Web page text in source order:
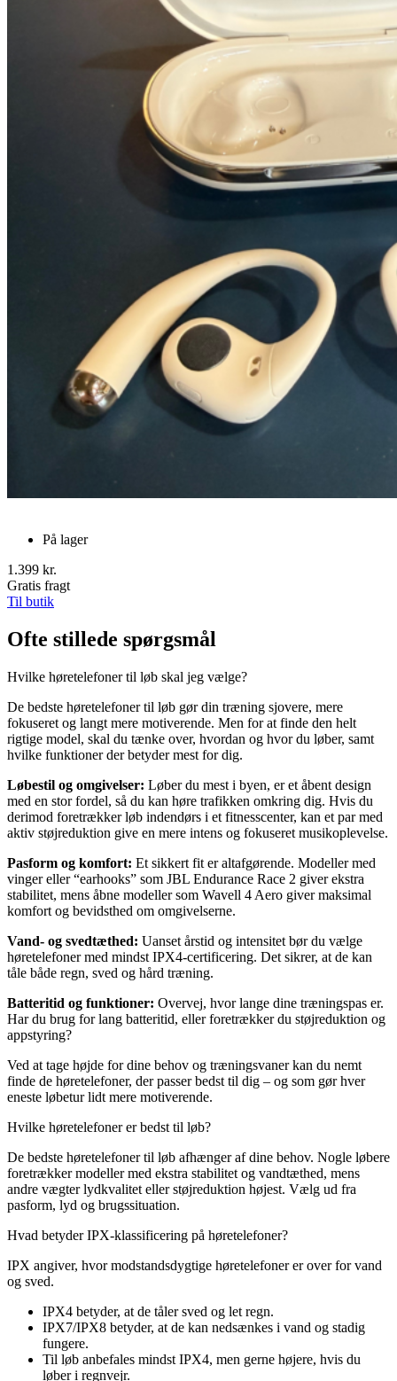
På lager
1.399 kr.
Gratis fragt
Til butik
Ofte stillede spørgsmål
Hvilke høretelefoner til løb skal jeg vælge?
De bedste høretelefoner til løb gør din træning sjovere, mere
fokuseret og langt mere motiverende. Men for at finde den helt
rigtige model, skal du tænke over, hvordan og hvor du løber, samt
hvilke funktioner der betyder mest for dig.
Løbestil og omgivelser: Løber du mest i byen, er et åbent design
med en stor fordel, så du kan høre trafikken omkring dig. Hvis du
derimod foretrækker løb indendørs i et fitnesscenter, kan et par med
aktiv støjreduktion give en mere intens og fokuseret musikoplevelse.
Pasform og komfort: Et sikkert fit er altafgørende. Modeller med
vinger eller “earhooks” som JBL Endurance Race 2 giver ekstra
stabilitet, mens åbne modeller som Wavell 4 Aero giver maksimal
komfort og bevidsthed om omgivelserne.
Vand- og svedtæthed: Uanset årstid og intensitet bør du vælge
høretelefoner med mindst IPX4-certificering. Det sikrer, at de kan
tåle både regn, sved og hård træning.
Batteritid og funktioner: Overvej, hvor lange dine træningspas er.
Har du brug for lang batteritid, eller foretrækker du støjreduktion og
appstyring?
Ved at tage højde for dine behov og træningsvaner kan du nemt
finde de høretelefoner, der passer bedst til dig – og som gør hver
eneste løbetur lidt mere motiverende.
Hvilke høretelefoner er bedst til løb?
De bedste høretelefoner til løb afhænger af dine behov. Nogle løbere
foretrækker modeller med ekstra stabilitet og vandtæthed, mens
andre vægter lydkvalitet eller støjreduktion højest. Vælg ud fra
pasform, lyd og brugssituation.
Hvad betyder IPX-klassificering på høretelefoner?
IPX angiver, hvor modstandsdygtige høretelefoner er over for vand
og sved.
IPX4 betyder, at de tåler sved og let regn.
IPX7/IPX8 betyder, at de kan nedsænkes i vand og stadig
fungere.
Til løb anbefales mindst IPX4, men gerne højere, hvis du
løber i regnvejr.